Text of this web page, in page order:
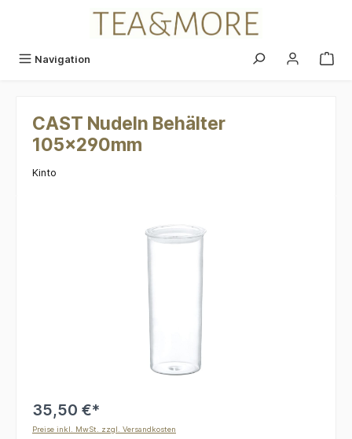
Navigation
CAST Nudeln Behälter
105x290mm
Kinto
35,50 €*
Preise inkl. MwSt. zzgl. Versandkosten